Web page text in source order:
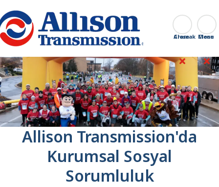
Go Home Aramak
Close
Allison Transmission'da
Kurumsal Sosyal
Sorumluluk